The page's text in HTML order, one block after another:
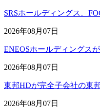
SRSホールディングス、
2026年08月07日
ENEOSホールディングス
2026年08月07日
東邦HDが完全子会社の東
2026年08月07日